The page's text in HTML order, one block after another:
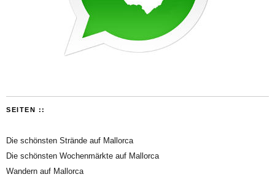
SEITEN ::
Die schönsten Strände auf Mallorca
Die schönsten Wochenmärkte auf Mallorca
Wandern auf Mallorca